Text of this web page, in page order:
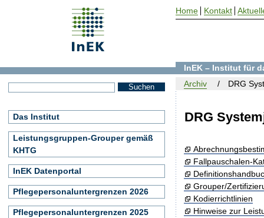
DRG
Fallpauschalen-
Grouper/
Kodierrichtlinien
Hinweise zur
InEK – Institut für
Archiv
DRG
Das Institut
Leistungsgruppen-Grouper gemäß
KHTG
InEK Datenportal
Pflegepersonaluntergrenzen 2026
Pflegepersonaluntergrenzen 2025
Home Kontakt